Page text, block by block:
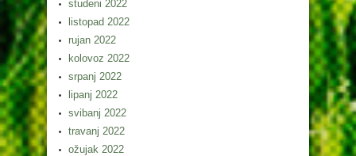
studeni 2022
listopad 2022
rujan 2022
kolovoz 2022
srpanj 2022
lipanj 2022
svibanj 2022
travanj 2022
ožujak 2022